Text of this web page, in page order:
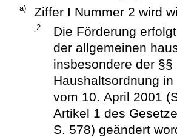
a) Ziffer I Nummer 2 wird
„2.
Die Förderung
der allgemeinen
insbesondere der
Haushaltsordnung
vom 10. April 2001
Artikel 1 des
S. 578) geändert